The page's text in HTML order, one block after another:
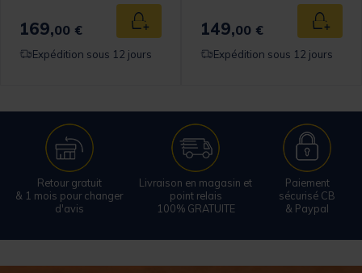
panier
169,00 € Ajouter au panier
Expédition sous 12 jours
149,00 €
Expédition sous 12 jours
Retour gratuit
& 1 mois pour changer
d'avis
Livraison en magasin et
point relais
100% GRATUITE
Paiement
sécurisé CB
& Paypal